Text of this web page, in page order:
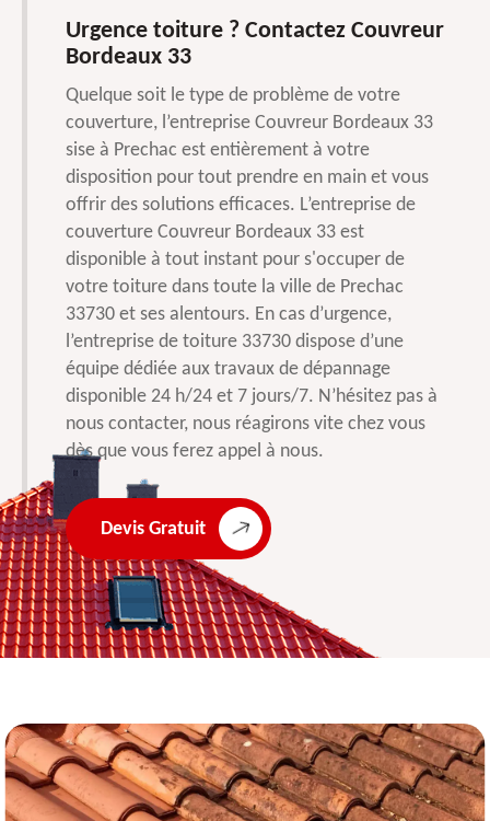
Urgence toiture ? Contactez Couvreur
Bordeaux 33
Quelque soit le type de problème de votre
couverture, l’entreprise Couvreur Bordeaux 33
sise à Prechac est entièrement à votre
disposition pour tout prendre en main et vous
offrir des solutions efficaces. L’entreprise de
couverture Couvreur Bordeaux 33 est
disponible à tout instant pour s'occuper de
votre toiture dans toute la ville de Prechac
33730 et ses alentours. En cas d’urgence,
l’entreprise de toiture 33730 dispose d’une
équipe dédiée aux travaux de dépannage
disponible 24 h/24 et 7 jours/7. N’hésitez pas à
nous contacter, nous réagirons vite chez vous
dès que vous ferez appel à nous.
Devis Gratuit